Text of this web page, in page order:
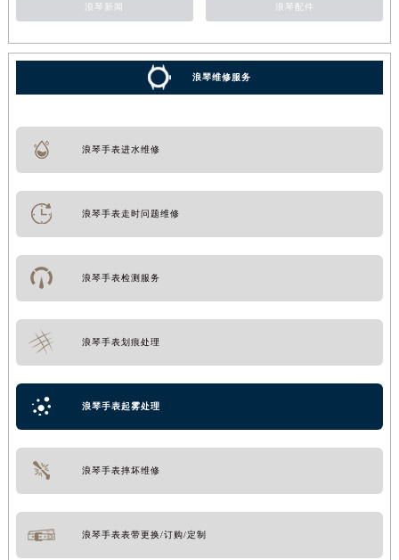
浪琴新闻 浪琴配件
浪琴维修服务
浪琴手表进水维修
浪琴手表走时问题维修
浪琴手表检测服务
浪琴手表划痕处理
浪琴手表起雾处理
浪琴手表摔坏维修
浪琴手表表带更换/订购/定制